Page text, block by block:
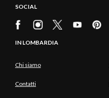
SOCIAL
IN LOMBARDIA
Chi siamo
Contatti